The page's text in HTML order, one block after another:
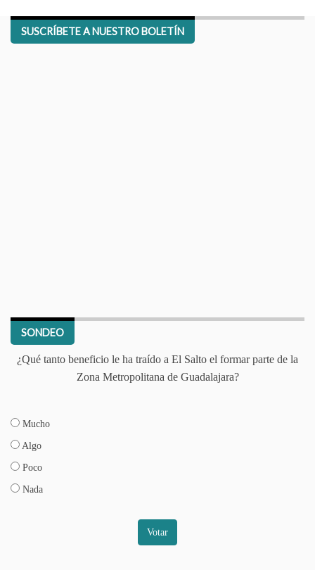
SUSCRÍBETE A NUESTRO BOLETÍN
SONDEO
¿Qué tanto beneficio le ha traído a El Salto el formar parte de la
Zona Metropolitana de Guadalajara?
Mucho
Algo
Poco
Nada
Votar